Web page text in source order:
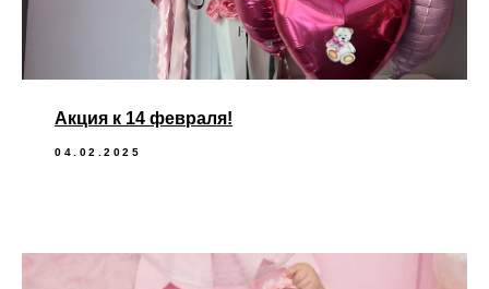
Акция к 14 февраля!
04.02.2025